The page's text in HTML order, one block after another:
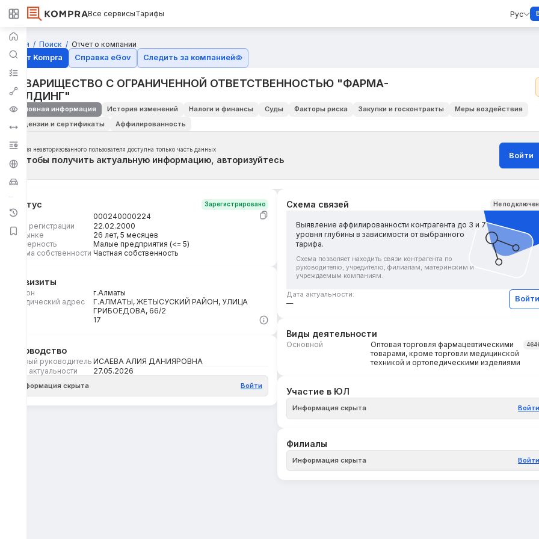
Все сервисыТарифы Рус
Главная Поиск
Отчет о компании
Отчёт Kompra
Справка eGov Следить за компанией
ТОВАРИЩЕСТВО С ОГРАНИЧЕННОЙ ОТВЕТСТВЕННОСТЬЮ "ФАРМА-
ХОЛДИНГ"
Основная информация История изменений Налоги и финансы Суды Факторы риска Закупки и госконтракты
Меры воздействия
Лицензии и сертификаты
Аффилированность
Для неавторизованного пользователя доступна только часть данных
Чтобы получить актуальную информацию, авторизуйтесь Войти
Статус Зарегистрировано
БИН
000240000224
Дата регистрации
22.02.2000
На рынке
26 лет, 5 месяцев
Размерность
Малые предприятия (<= 5)
Форма собственности Частная собственность
Реквизиты
Регион
г.Алматы
Юридический адрес
Г.АЛМАТЫ, ЖЕТЫСУСКИЙ РАЙОН, УЛИЦА
ГРИБОЕДОВА, 66/2
17
Руководство
Первый руководитель ИСАЕВА АЛИЯ ДАНИЯРОВНА
Дата актуальности
27.05.2026
Информация скрыта Войти
Схема связей Не
Выявление аффилированности контрагента до 3 и 7
уровня глубины в зависимости от выбранного
тарифа.
Схема позволяет находить связи контрагента по
руководителю, учредителю, филиалам, материнским и
учреждаемым компаниям.
Дата актуальности:
—
Войти
Виды деятельности
Основной
Оптовая торговля фармацевтическими
товарами, кроме торговли медицинской
техникой и ортопедическими изделиями
Участие в ЮЛ
Информация скрыта Войти
Филиалы
Информация скрыта Войти